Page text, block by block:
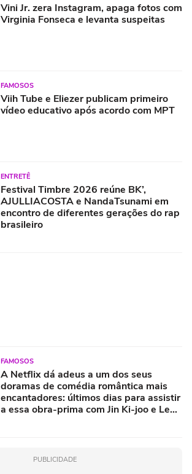
Vini Jr. zera Instagram, apaga fotos com
Virginia Fonseca e levanta suspeitas
FAMOSOS
Viih Tube e Eliezer publicam primeiro
vídeo educativo após acordo com MPT
ENTRETÊ
Festival Timbre 2026 reúne BK’,
AJULLIACOSTA e NandaTsunami em
encontro de diferentes gerações do rap
brasileiro
FAMOSOS
A Netflix dá adeus a um dos seus
doramas de comédia romântica mais
encantadores: últimos dias para assistir
a essa obra-prima com Jin Ki-joo e Lee
PUBLICIDADE